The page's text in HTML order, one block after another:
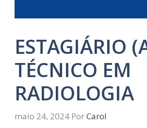
ESTAGIÁRIO
TÉCNICO EM
RADIOLOGIA
maio 24, 2024 PorCarol